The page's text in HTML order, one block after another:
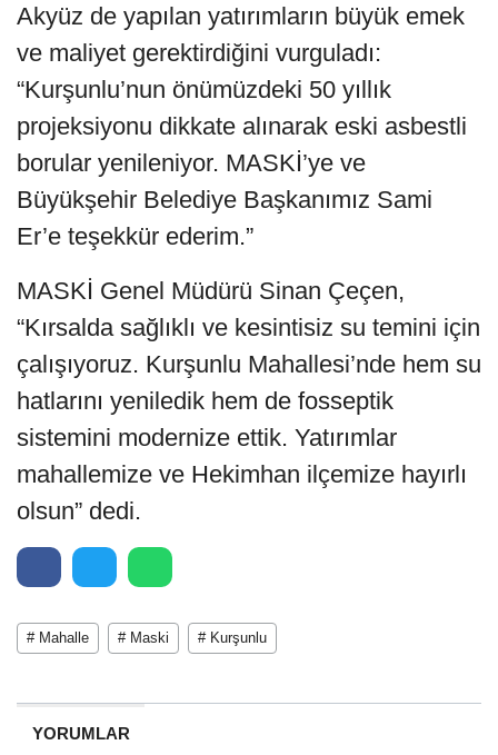
Akyüz de yapılan yatırımların büyük emek
ve maliyet gerektirdiğini vurguladı:
“Kurşunlu’nun önümüzdeki 50 yıllık
projeksiyonu dikkate alınarak eski asbestli
borular yenileniyor. MASKİ’ye ve
Büyükşehir Belediye Başkanımız Sami
Er’e teşekkür ederim.”
MASKİ Genel Müdürü Sinan Çeçen,
“Kırsalda sağlıklı ve kesintisiz su temini için
çalışıyoruz. Kurşunlu Mahallesi’nde hem su
hatlarını yeniledik hem de fosseptik
sistemini modernize ettik. Yatırımlar
mahallemize ve Hekimhan ilçemize hayırlı
olsun” dedi.
# Mahalle # Maski # Kurşunlu
YORUMLAR